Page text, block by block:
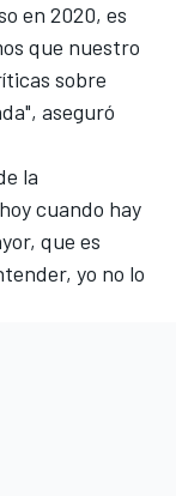
en 2020, es
que nuestro
sobre
aseguró
la
cuando hay
que es
yo no lo